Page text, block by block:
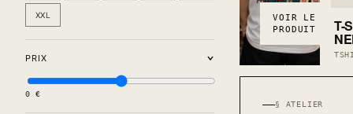
XXL
PRIX
0 €
VOIR LE
PRODUIT →
T-
§ ATELIER